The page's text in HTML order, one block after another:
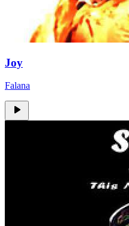
Joy
Falana